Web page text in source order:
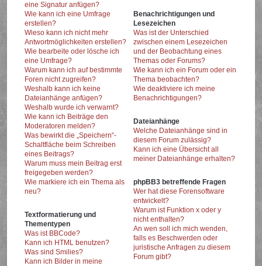
eine Signatur anfügen?
Wie kann ich eine Umfrage
erstellen?
Wieso kann ich nicht mehr
Antwortmöglichkeiten erstellen?
Wie bearbeite oder lösche ich
eine Umfrage?
Warum kann ich auf bestimmte
Foren nicht zugreifen?
Weshalb kann ich keine
Dateianhänge anfügen?
Weshalb wurde ich verwarnt?
Wie kann ich Beiträge den
Moderatoren melden?
Was bewirkt die „Speichern“-
Schaltfläche beim Schreiben
eines Beitrags?
Warum muss mein Beitrag erst
freigegeben werden?
Wie markiere ich ein Thema als
neu?
Textformatierung und
Thementypen
Was ist BBCode?
Kann ich HTML benutzen?
Was sind Smilies?
Kann ich Bilder in meine
Benachrichtigungen und
Lesezeichen
Was ist der Unterschied
zwischen einem Lesezeichen
und der Beobachtung eines
Themas oder Forums?
Wie kann ich ein Forum oder ein
Thema beobachten?
Wie deaktiviere ich meine
Benachrichtigungen?
Dateianhänge
Welche Dateianhänge sind in
diesem Forum zulässig?
Kann ich eine Übersicht all
meiner Dateianhänge erhalten?
phpBB3 betreffende Fragen
Wer hat diese Forensoftware
entwickelt?
Warum ist Funktion x oder y
nicht enthalten?
An wen soll ich mich wenden,
falls es Beschwerden oder
juristische Anfragen zu diesem
Forum gibt?